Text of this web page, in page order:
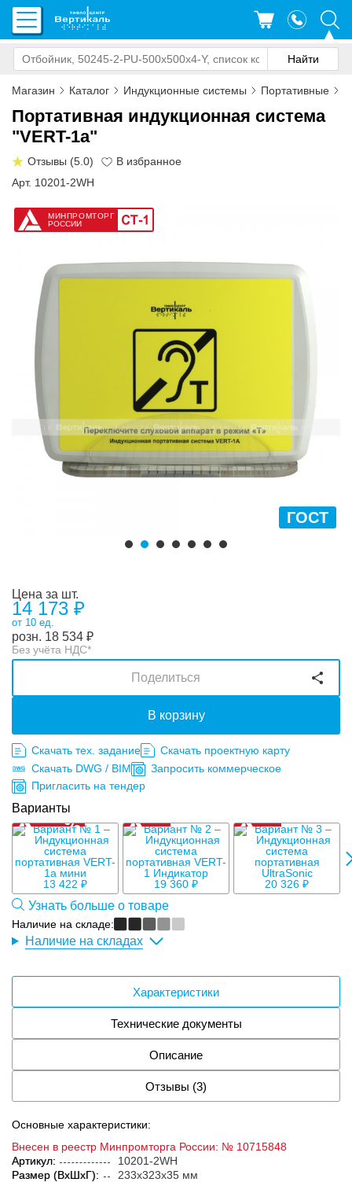
Магазин Каталог Индукционные системы Портативные
Портативная индукционная система
"VERT-1a"
Отзывы (5.0)
Арт. 10201-2WH
МИНПРОМТОРГ
РОССИИ
ГОСТ
Цена за шт.
14 173 ₽
от 10 ед.
розн. 18 534 ₽
Без учёта НДС*
В корзину
Поделиться
Скачать тех. задание
Скачать проектную карту
Скачать DWG / BIM
Запросить коммерческое
Пригласить на тендер
Варианты
13 422 ₽ 19 360 ₽ 20 326 ₽
Узнать больше о товаре
Наличие на складе:
Наличие на складах
Характеристики
Технические документы
Описание
Отзывы (3)
Основные характеристики:
Внесен в реестр Минпромторга России: № 10715848
Артикул:
10201-2WH
Размер (ВxШxГ):
233x323x35 мм